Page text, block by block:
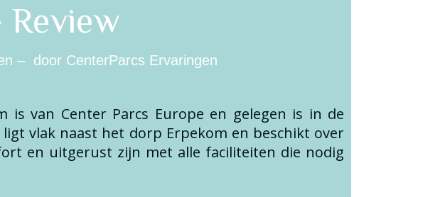
– door CenterParcs Ervaringen
is van Center Parcs Europe en gelegen is in de
vlak naast het dorp Erpekom en beschikt over
en uitgerust zijn met alle faciliteiten die nodig